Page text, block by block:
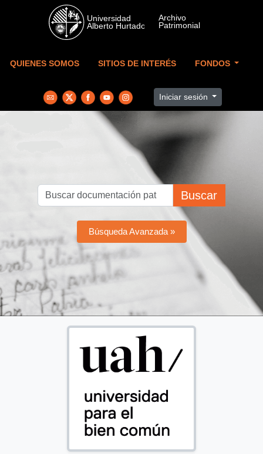
Skip to main content
QUIENES SOMOS SITIOS DE INTERÉS FONDOS
Iniciar sesión
Buscar
Búsqueda Avanzada »